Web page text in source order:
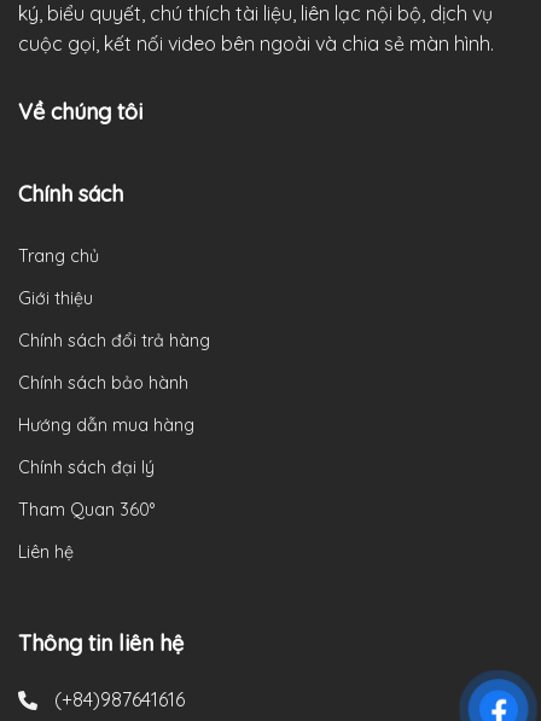
ký, biểu quyết, chú thích tài liệu, liên lạc nội bộ, dịch vụ
cuộc gọi, kết nối video bên ngoài và chia sẻ màn hình.
Về chúng tôi
Chính sách
Trang chủ
Giới thiệu
Chính sách đổi trả hàng
Chính sách bảo hành
Hướng dẫn mua hàng
Chính sách đại lý
Tham Quan 360°
Liên hệ
Thông tin liên hệ
(+84)987641616